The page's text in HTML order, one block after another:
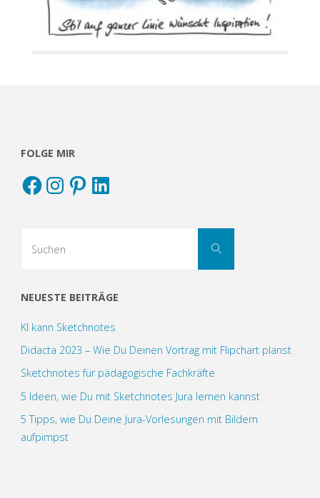
FOLGE MIR
FacebookInstagramPinterest
LinkedIn
Suchen
NEUESTE BEITRÄGE
KI kann Sketchnotes
Didacta 2023 – Wie Du Deinen Vortrag mit Flipchart planst
Sketchnotes für pädagogische Fachkräfte
5 Ideen, wie Du mit Sketchnotes Jura lernen kannst
5 Tipps, wie Du Deine Jura-Vorlesungen mit Bildern
aufpimpst